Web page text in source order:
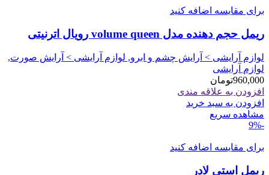
برای مقایسه اضافه کنید
ريمل حجم دهنده مدل volume queen رویال اترنیتی
لوازم آرایشی > آرایش چشم و ابرو, لوازم آرایشی > آرایش صورت,
لوازم آرایشی
960,000تومان
افزودن به علاقه مندی
افزودن به سبد خرید
مشاهده سریع
-9%
برای مقایسه اضافه کنید
ریمل استی لادر